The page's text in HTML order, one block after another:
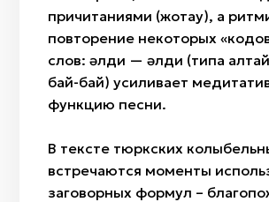
причитаниями (жоқтау), а
повторение некоторых
слов: әлди — әлди (типа
бай-бай) усиливает
функцию песни.
В тексте тюркских
встречаются моменты
заговорных формул –